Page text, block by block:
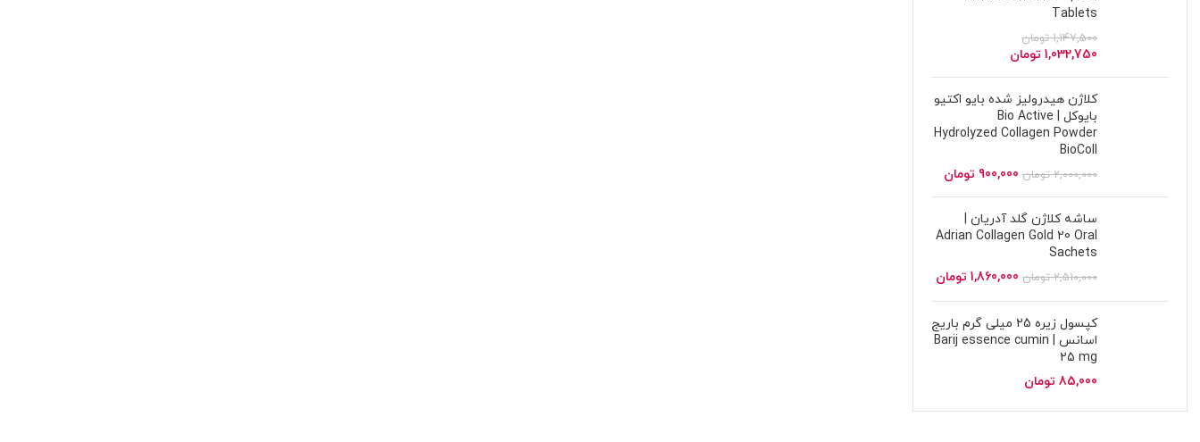
Tablets
1,147,500 تومان
1,032,750 تومان
کلاژن هیدرولیز شده بایو اکتیو
بایوکل | Bio Active
Hydrolyzed Collagen Powder
BioColl
2,000,000 تومان 900,000 تومان
ساشه کلاژن گلد آدریان |
Adrian Collagen Gold 20 Oral
Sachets
2,510,000 تومان 1,860,000 تومان
کپسول زیره 25 میلی گرم باریج
اسانس | Barij essence cumin
25 mg
85,000 تومان